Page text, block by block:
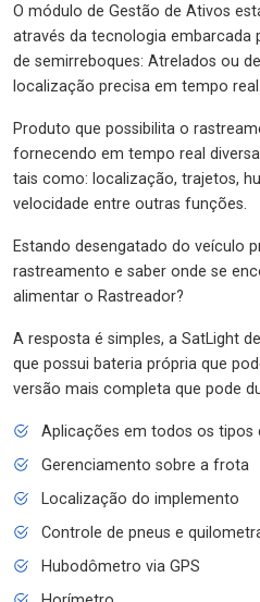
O módulo de Gestão de Ativos
através da tecnologia
de semirreboques: Atrelados ou
localização precisa em tempo real.
Produto que possibilita o
fornecendo em tempo real
tais como: localização, trajetos,
velocidade entre outras funções.
Estando desengatado do veículo
rastreamento e saber onde se
alimentar o Rastreador?
A resposta é simples, a SatLight
que possui bateria própria que
versão mais completa que pode
Aplicações em todos os tipos
Gerenciamento sobre a frota
Localização do implemento
Controle de pneus e
Hubodômetro via GPS